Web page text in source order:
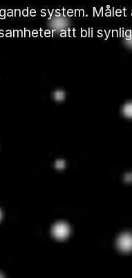
system.
att bli